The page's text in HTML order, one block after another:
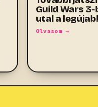
Guild Wars
utal a
Olvasom →